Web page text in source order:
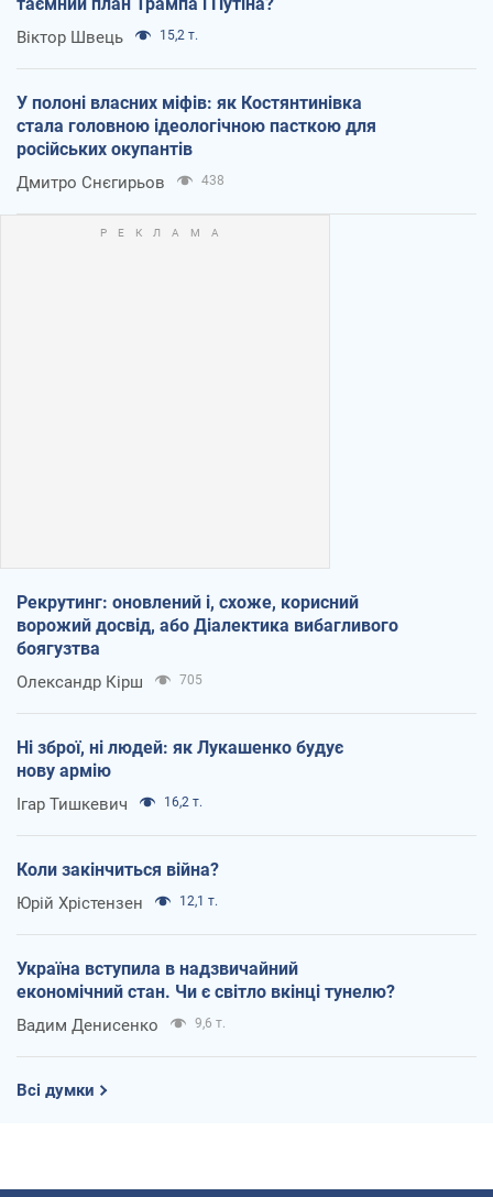
таємний план Трампа і Путіна?
Віктор Швець 15,2 т.
У полоні власних міфів: як Костянтинівка
стала головною ідеологічною пасткою для
російських окупантів
Дмитро Снєгирьов 438
Рекрутинг: оновлений і, схоже, корисний
ворожий досвід, або Діалектика вибагливого
боягузтва
Олександр Кірш 705
Ні зброї, ні людей: як Лукашенко будує
нову армію
Ігар Тишкевич 16,2 т.
Коли закінчиться війна?
Юрій Хрістензен 12,1 т.
Україна вступила в надзвичайний
економічний стан. Чи є світло вкінці тунелю?
Вадим Денисенко 9,6 т.
Всі думки